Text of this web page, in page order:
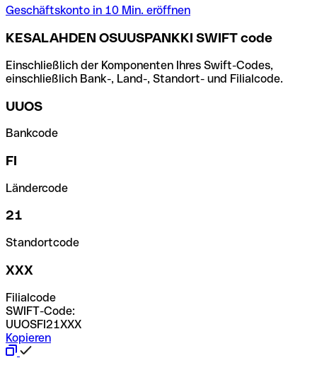
Geschäftskonto in 10 Min. eröffnen
KESALAHDEN OSUUSPANKKI SWIFT code
Einschließlich der Komponenten Ihres Swift-Codes,
einschließlich Bank-, Land-, Standort- und Filialcode.
UUOS
Bankcode
FI
Ländercode
21
Standortcode
XXX
Filialcode
SWIFT-Code:
UUOSFI21XXX
Kopieren